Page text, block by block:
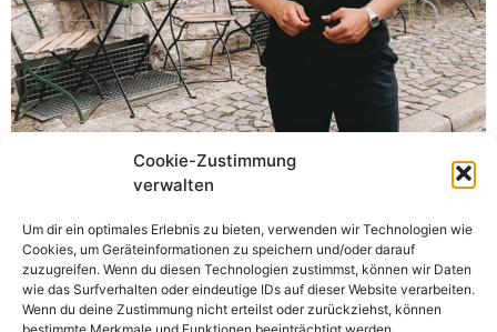
Cookie-Zustimmung
verwalten
Um dir ein optimales Erlebnis zu bieten, verwenden wir Technologien wie
Cookies, um Geräteinformationen zu speichern und/oder darauf
zuzugreifen. Wenn du diesen Technologien zustimmst, können wir Daten
wie das Surfverhalten oder eindeutige IDs auf dieser Website verarbeiten.
Wenn du deine Zustimmung nicht erteilst oder zurückziehst, können
Diese Woche war Sitzungswoche des Deutschen
Bundestages. Einige brisante Beschlüsse bekommt man
Kohleausstieg. Mit großer Freude für die betroffenen
Menschen habe ich die Nachricht der beschlossenen
Grundrechte, auch manchmal Respektrente genannt,
gelesen. Ein sozialdemokratisches Projekt, welches rund